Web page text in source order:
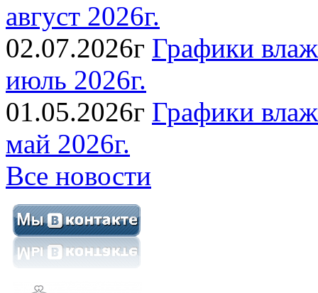
август 2026г.
02.07.2026г Графики
июль 2026г.
01.05.2026г Графики
май 2026г.
Все новости